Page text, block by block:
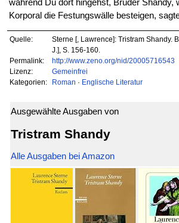
während Du dort hingehst, Bruder Shandy,
Korporal die Festungswälle besteigen,
Quelle:
Sterne [, Lawrence]: Tristram Shandy.
J.], S. 156-160.
Permalink:
http://www.zeno.org/nid/20005716543
Lizenz:
Gemeinfrei
Kategorien:
Roman · Englische Literatur
Ausgewählte Ausgaben von
Tristram Shandy
Alle Ausgaben bei Amazon